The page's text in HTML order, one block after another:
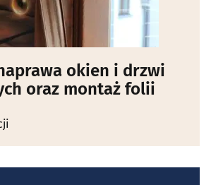
okien i drzwi
oraz montaż folii